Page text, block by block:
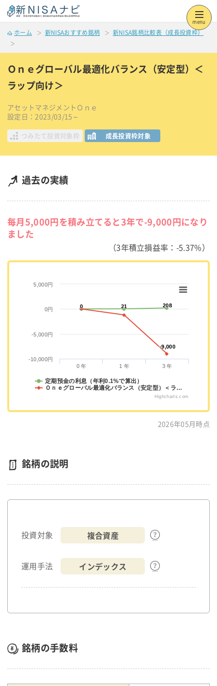
menu
ホーム 新NISAおすすめ銘柄 新NISA銘柄比較表（成長投資枠）
Ｏｎｅグローバル最適化バランス（安定型）＜
ラップ向け＞
アセットマネジメントＯｎｅ
設定日：2023/03/15～
つみたて投資対象枠 成長投資枠対象
過去の実績
毎月5,000円を積み立てると3年で-9,000円になり
ました
（3年積立損益率：-5.37%）
0
0 21
21 208
208
-9,000
-9,000
定期預金の利息（年利0.1%で算出）
Ｏｎｅグローバル最適化バランス（安定型）＜ラ…
0 年 1 年 3 年
-10,000円
-5,000円
0円
5,000円
Highcharts.com
2026年05月時点
銘柄の説明
投資対象 複合資産
運用手法 インデックス
銘柄の手数料